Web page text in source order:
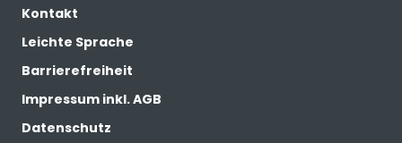
Kontakt
Leichte Sprache
Barrierefreiheit
Impressum inkl. AGB
Datenschutz